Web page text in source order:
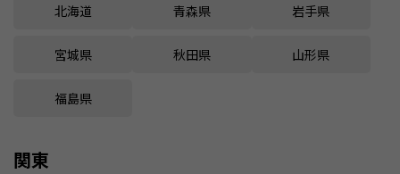
北海道 青森県 岩手県
宮城県 秋田県 山形県
福島県
関東